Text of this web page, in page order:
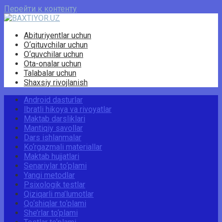
Перейти к контенту
Abituriyentlar uchun
O‘qituvchilar uchun
O‘quvchilar uchun
Ota-onalar uchun
Talabalar uchun
Shaxsiy rivojlanish
Android dasturlar
Ibratli hikoya va rivoyatlar
Maktab darsliklari
Mantiqiy savollar
Dars ishlanmalar
Ko‘rgazmali materiallar
Maktab hujjatlari
Senariylar to‘plami
Yangi metodlar
Psixologik testlar
Qiziqarli ma’lumotlar
Qo‘shiqlar to‘plami
She’rlar to‘plami